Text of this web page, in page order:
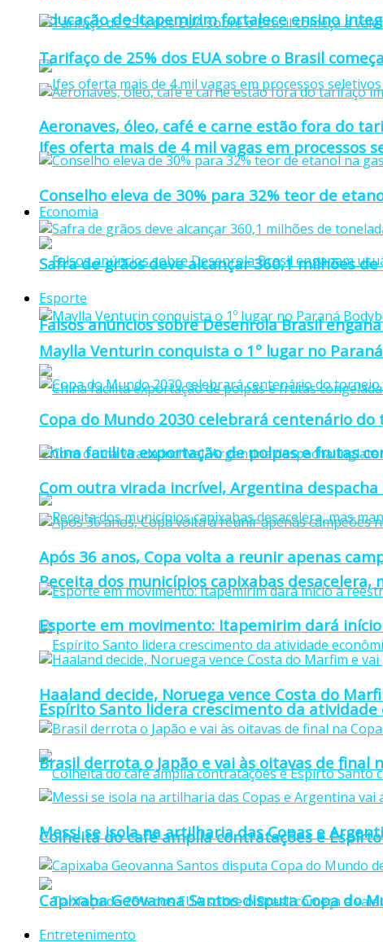
Educação de Itapemirim fortalece ensino
Ifes oferta mais de 4 mil vagas em processos
Economia
Falsos anúncios sobre Desenrola Brasil
China facilita exportação de polpas e frutas
Receita dos municípios capixabas
Espírito Santo lidera crescimento da
Colheita do café amplia contratações e
Tarifaço de 25% dos EUA sobre o Brasil
Aeronaves, óleo, café e carne estão fora do
Conselho eleva de 30% para 32% teor de
Safra de grãos deve alcançar 360,1 milhões
Esporte
Maylla Venturin conquista o 1º lugar no
Copa do Mundo 2030 celebrará centenário do
Com outra virada incrível, Argentina
Após 36 anos, Copa volta a reunir apenas
Esporte em movimento: Itapemirim dará
Haaland decide, Noruega vence Costa do
Brasil derrota o Japão e vai às oitavas de final
Messi se isola na artilharia das Copas e
Capixaba Geovanna Santos disputa Copa do
Entretenimento